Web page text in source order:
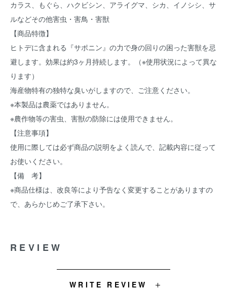
カラス、もぐら、ハクビシン、アライグマ、シカ、イノシシ、サ
ルなどその他害虫・害鳥・害獣
【商品特徴】
ヒトデに含まれる『サポニン』の力で身の回りの困った害獣を忌
避します。効果は約3ヶ月持続します。（※使用状況によって異な
ります）
海産物特有の独特な臭いがしますので、ご注意ください。
※本製品は農薬ではありません。
※農作物等の害虫、害獣の防除には使用できません。
【注意事項】
使用に際しては必ず商品の説明をよく読んで、記載内容に従って
お使いください。
【備 考】
※商品仕様は、改良等により予告なく変更することがありますの
で、あらかじめご了承下さい。
REVIEW
WRITE REVIEW